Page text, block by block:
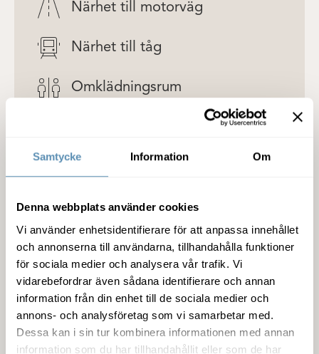
Samtycke Information Om
Denna webbplats använder cookies
Vi använder enhetsidentifierare för att anpassa innehållet
och annonserna till användarna, tillhandahålla funktioner
för sociala medier och analysera vår trafik. Vi
vidarebefordrar även sådana identifierare och annan
information från din enhet till de sociala medier och
annons- och analysföretag som vi samarbetar med.
Dessa kan i sin tur kombinera informationen med annan
information som du har tillhandahållit eller som de har
Närhet till motorväg
Närhet till tåg
Omklädningsrum
Detaljer om lokalen
Fastigheten
Service
Miljöcertifiering